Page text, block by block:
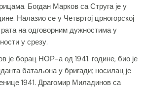
Богдан Марков са Струга је у
Налазио се у Четвртој црногорској
рата на одговорним дужностима у
у срезу.
је борац НОР-а од 1941. године, био је
батаљона у бригади; носилац је
1941. Драгомир Миладинов са